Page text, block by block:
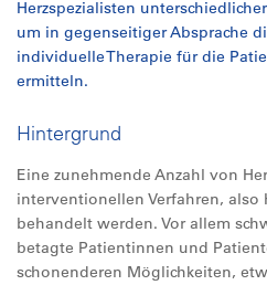
Herzspezialisten
um in gegenseitiger Absprache
individuelle Therapie für die
ermitteln.
Hintergrund
Eine zunehmende Anzahl von
interventionellen Verfahren, also
behandelt werden. Vor allem
betagte Patientinnen und
schonenderen Möglichkeiten,